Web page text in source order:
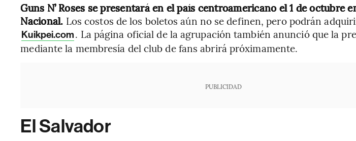
Guns N’ Roses se presentará en el país centroamericano el 1 de octubre
Nacional. Los costos de los boletos aún no se definen, pero podrán
Kuikpei.com. La página oficial de la agrupación también anunció que la
mediante la membresía del club de fans abrirá próximamente.
PUBLICIDAD
El Salvador